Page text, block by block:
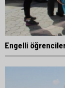
Engelli